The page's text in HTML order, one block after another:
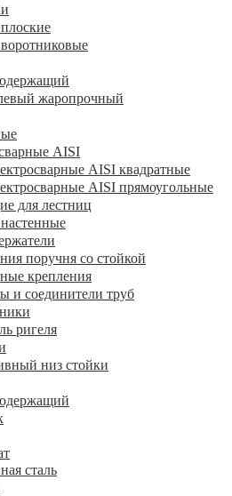
жаропрочный
AISI
AISI квадратные
AISI прямоугольные
для лестниц
поручня со стойкой
крепления
и соединители труб
ригеля
низ стойки
сталь